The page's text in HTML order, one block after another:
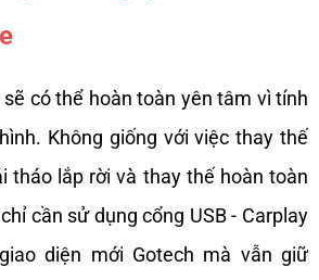
có thể hoàn toàn yên tâm vì tính
Không giống với việc thay thế
tháo lắp rời và thay thế hoàn toàn
cần sử dụng cổng USB - Carplay
diện mới Gotech mà vẫn giữ